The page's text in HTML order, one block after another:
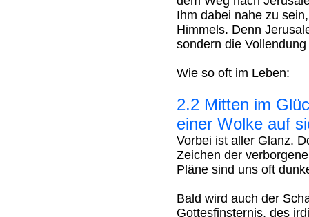
Ihm dabei nahe zu
Himmels. Denn
sondern die
Wie so oft im Leben:
2.2 Mitten im
einer Wolke auf
Vorbei ist aller Glanz.
Zeichen der
Pläne sind uns oft
Bald wird auch der
Gottesfinsternis, des